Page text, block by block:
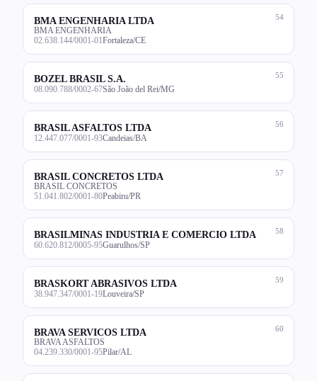
54
BMA ENGENHARIA LTDA
BMA ENGENHARIA
02.638.144/0001-01 Fortaleza/CE
55
BOZEL BRASIL S.A.
08.090.788/0002-67São João del Rei/MG
56
BRASIL ASFALTOS LTDA
12.447.077/0001-93Candeias/BA
57
BRASIL CONCRETOS LTDA
BRASIL CONCRETOS
51.041.802/0001-80Peabiru/PR
58
BRASILMINAS INDUSTRIA E COMERCIO LTDA
60.620.812/0005-95Guarulhos/SP
59
BRASKORT ABRASIVOS LTDA
38.947.347/0001-19Louveira/SP
60
BRAVA SERVICOS LTDA
BRAVA ASFALTOS
04.239.330/0001-95Pilar/AL